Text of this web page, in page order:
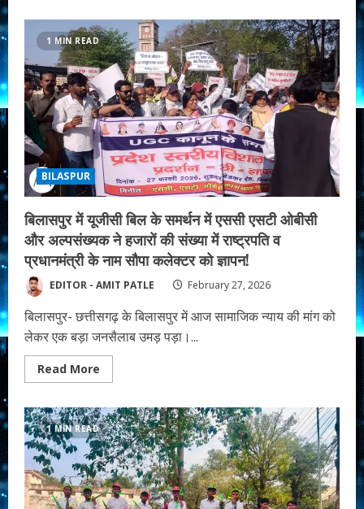
में
अंतरराष्ट्रीय
महिला
दिवस
पर
विप्र
ब्राह्मण
समाज
ने
नारी
शक्ति
का
किया
सम्मान!
1 MIN READ
BILASPUR
बिलासपुर में यूजीसी बिल के समर्थन में एससी एसटी ओबीसी
और अल्पसंख्यक ने हजारों की संख्या में राष्ट्रपति व
प्रधानमंत्री के नाम सौपा कलेक्टर को ज्ञापन!
EDITOR - AMIT PATLE February 27, 2026
बिलासपुर- छत्तीसगढ़ के बिलासपुर में आज सामाजिक न्याय की मांग को
लेकर एक बड़ा जनसैलाब उमड़ पड़ा।...
Read More
more
में
यूजीसी
बिल
के
समर्थन
में
एससी
एसटी
ओबीसी
1 MIN READ